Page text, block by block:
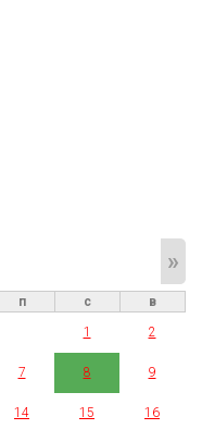
»
п с
в
1
2
7 8 9
14 15 16